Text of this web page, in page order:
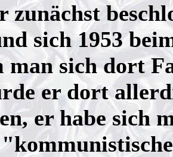
zunächst
sich 1953
man sich dort
er dort
er habe sich